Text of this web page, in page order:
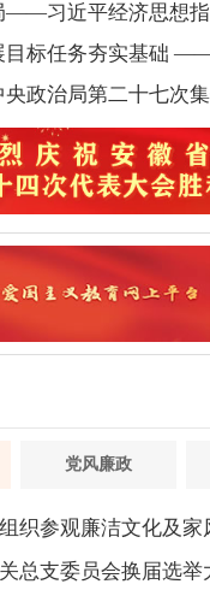
党风廉政
织参观廉洁文化及
总支委员会换届选